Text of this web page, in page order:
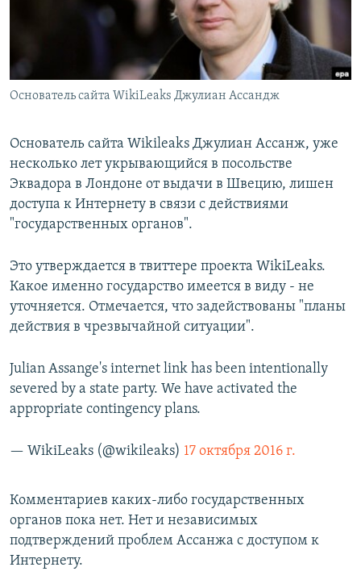
Основатель сайта WikiLeaks Джулиан Ассандж
Основатель сайта Wikileaks Джулиан Ассанж, уже
несколько лет укрывающийся в посольстве
Эквадора в Лондоне от выдачи в Швецию, лишен
доступа к Интернету в связи с действиями
"государственных органов".
Это утверждается в твиттере проекта WikiLeaks.
Какое именно государство имеется в виду - не
уточняется. Отмечается, что задействованы "планы
действия в чрезвычайной ситуации".
Julian Assange's internet link has been intentionally
severed by a state party. We have activated the
appropriate contingency plans.
— WikiLeaks (@wikileaks) 17 октября 2016 г.
Комментариев каких-либо государственных
органов пока нет. Нет и независимых
подтверждений проблем Ассанжа с доступом к
Интернету.